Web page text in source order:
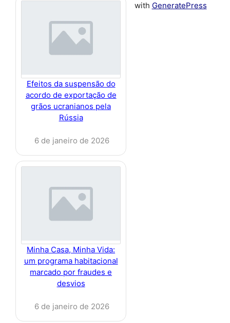
Efeitos da suspensão do
acordo de exportação de
grãos ucranianos pela
Rússia
6 de janeiro de 2026
Minha Casa, Minha Vida:
um programa habitacional
marcado por fraudes e
desvios
6 de janeiro de 2026
with GeneratePress